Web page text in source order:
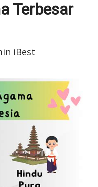
Terbesar
iBest